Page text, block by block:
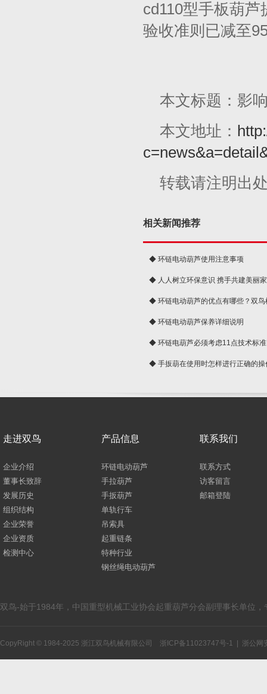
cd110型手板葫
验收准则已减至
本文标题：影
本文地址：
转载请注明出
相关新闻推荐
◆ 环链电动葫芦使用注意事项
◆ 人人树立环保意识 携手共建美丽
球◆ 环链电动葫芦的优点有哪些？双鸟
◆ 环链电动葫芦保养详细说明
◆ 环链电葫芦必须考虑11点技术标准
◆ 手扳葫在使用时怎样进行正确的操
走进双鸟
企业介绍
董事长致辞
发展历史
组织结构
企业荣誉
企业资质
检测中心
产品信息
环链电动葫芦
手拉葫芦
手扳葫芦
单轨行车
吊索具
起重链条
特种行业
钢丝绳电动葫芦
联系我们
联系方式
访客留言
邮箱登陆
双鸟-始于1984年，中国重型机械工业协会起重葫芦分会副理事长单位
CopyRight © 1984-2025 浙江双鸟机械有限公司 浙ICP备11023747号-1 浙公网